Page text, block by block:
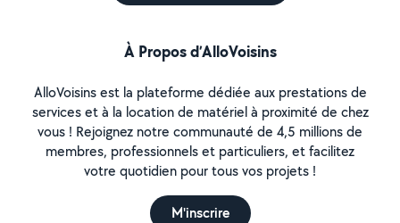
À Propos d’AlloVoisins
AlloVoisins est la plateforme dédiée aux prestations de
services et à la location de matériel à proximité de chez
vous ! Rejoignez notre communauté de 4,5 millions de
membres, professionnels et particuliers, et facilitez
votre quotidien pour tous vos projets !
M'inscrire